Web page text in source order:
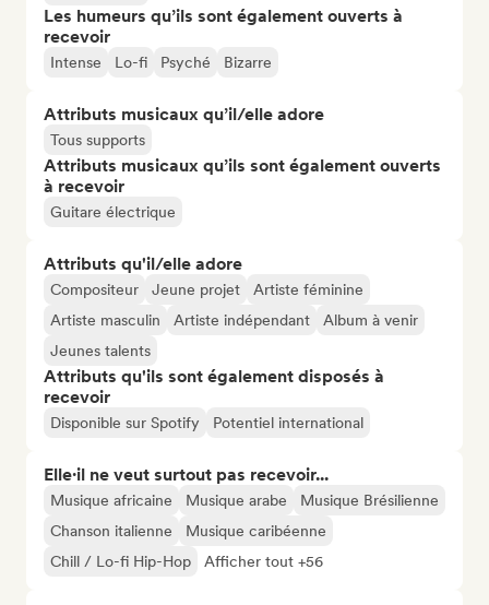
Les humeurs qu’ils sont également ouverts à
recevoir
Intense Lo-fi Psyché Bizarre
Attributs musicaux qu’il/elle adore
Tous supports
Attributs musicaux qu’ils sont également ouverts
à recevoir
Guitare électrique
Attributs qu'il/elle adore
Compositeur Jeune projet
Artiste féminine
Artiste masculin
Artiste indépendant
Album à venir
Jeunes talents
Attributs qu'ils sont également disposés à
recevoir
Disponible sur Spotify Potentiel international
Elle·il ne veut surtout pas recevoir...
Musique africaine Musique arabe
Musique Brésilienne
Chanson italienne
Musique caribéenne
Chill / Lo-fi Hip-Hop
Afficher tout +56